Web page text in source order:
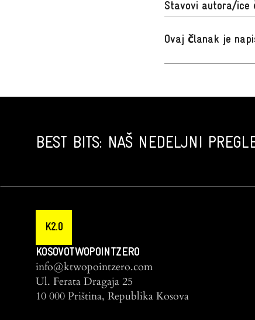
Stavovi autora/ice
Ovaj članak je
BEST BITS: NAŠ NEDELJNI
K2.0
KOSOVOTWOPOINTZERO
info@ktwopointzero.com
Ul. Ferata Dragaja 25
10 000 Priština, Republika Kosova